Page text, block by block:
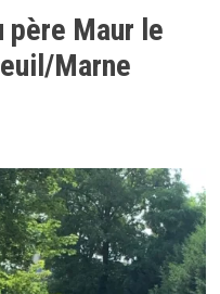
père Maur le
Marne